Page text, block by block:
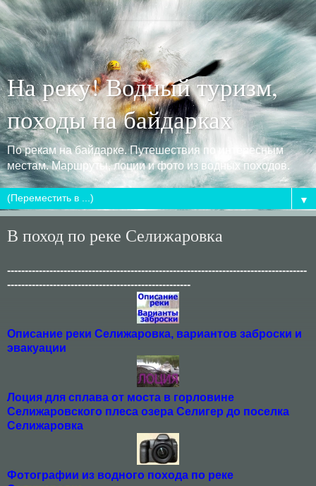
На реку! Водный туризм,
походы на байдарках
По рекам на байдарке. Путешествия по интересным
местам. Маршруты, лоции и фото из водных походов.
▼
В поход по реке Селижаровка
-------------------------------------------------------------------------------------
----------------------------------------------------
Описание реки Селижаровка, вариантов заброски и
эвакуации
Лоция для сплава от моста в горловине
Селижаровского плеса озера Селигер до поселка
Селижаровка
Фотографии из водного похода по реке